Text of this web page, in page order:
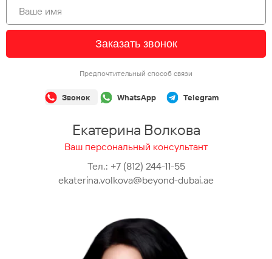
Заказать звонок
Предпочтительный способ связи
Звонок WhatsApp Telegram
Екатерина Волкова
Ваш персональный консультант
Тел.: +7 (812) 244-11-55
ekaterina.volkova@beyond-dubai.ae